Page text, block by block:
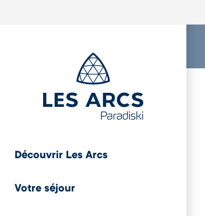
Découvrir Les Arcs
Votre séjour